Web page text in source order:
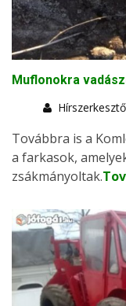
Muflonokra
Továbbra is a
a farkasok,
zsákmányoltak.